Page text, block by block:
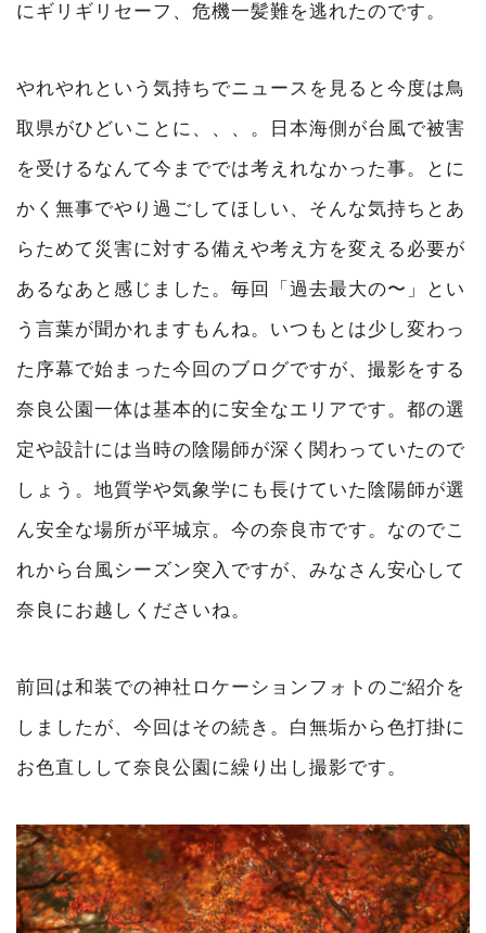
にギリギリセーフ、危機一髪難を逃れたのです。
やれやれという気持ちでニュースを見ると今度は鳥
取県がひどいことに、、、。日本海側が台風で被害
を受けるなんて今まででは考えれなかった事。とに
かく無事でやり過ごしてほしい、そんな気持ちとあ
らためて災害に対する備えや考え方を変える必要が
あるなあと感じました。毎回「過去最大の〜」とい
う言葉が聞かれますもんね。いつもとは少し変わっ
た序幕で始まった今回のブログですが、撮影をする
奈良公園一体は基本的に安全なエリアです。都の選
定や設計には当時の陰陽師が深く関わっていたので
しょう。地質学や気象学にも長けていた陰陽師が選
ん安全な場所が平城京。今の奈良市です。なのでこ
れから台風シーズン突入ですが、みなさん安心して
奈良にお越しくださいね。
前回は和装での神社ロケーションフォトのご紹介を
しましたが、今回はその続き。白無垢から色打掛に
お色直しして奈良公園に繰り出し撮影です。